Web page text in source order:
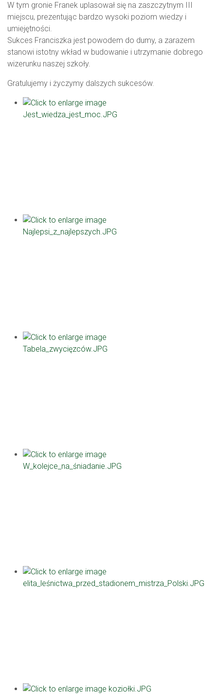
W tym gronie Franek uplasował się na zaszczytnym III
miejscu, prezentując bardzo wysoki poziom wiedzy i
umiejętności.
Sukces Franciszka jest powodem do dumy, a zarazem
stanowi istotny wkład w budowanie i utrzymanie dobrego
wizerunku naszej szkoły.
Gratulujemy i życzymy dalszych sukcesów.